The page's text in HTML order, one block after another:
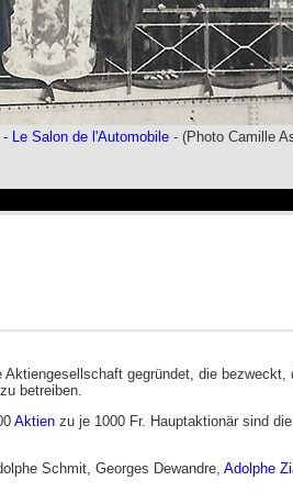
Le Salon de l'Automobile - (Photo Camille
gegründet, die
betreiben.
Aktien zu je 1000 Fr. Hauptaktionär sind die
Schmit, Georges Dewandre, Adolphe